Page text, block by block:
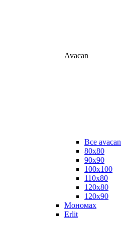
Avacan
Все avacan
80х80
90х90
100х100
110х80
120х80
120х90
Мономах
Erlit